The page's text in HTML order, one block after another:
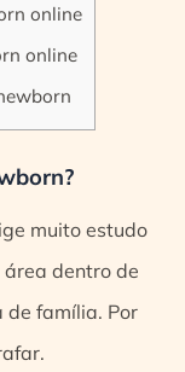
online
online
muito estudo
dentro de
de família. Por